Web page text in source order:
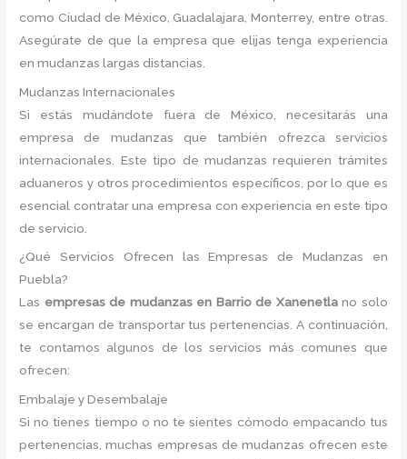
como Ciudad de México, Guadalajara, Monterrey, entre otras.
Asegúrate de que la empresa que elijas tenga experiencia
en mudanzas largas distancias.
Mudanzas Internacionales
Si estás mudándote fuera de México, necesitarás una
empresa de mudanzas que también ofrezca servicios
internacionales. Este tipo de mudanzas requieren trámites
aduaneros y otros procedimientos específicos, por lo que es
esencial contratar una empresa con experiencia en este tipo
de servicio.
¿Qué Servicios Ofrecen las Empresas de Mudanzas en
Puebla?
Las empresas de mudanzas en Barrio de Xanenetlano solo
se encargan de transportar tus pertenencias. A continuación,
te contamos algunos de los servicios más comunes que
ofrecen:
Embalaje y Desembalaje
Si no tienes tiempo o no te sientes cómodo empacando tus
pertenencias, muchas empresas de mudanzas ofrecen este